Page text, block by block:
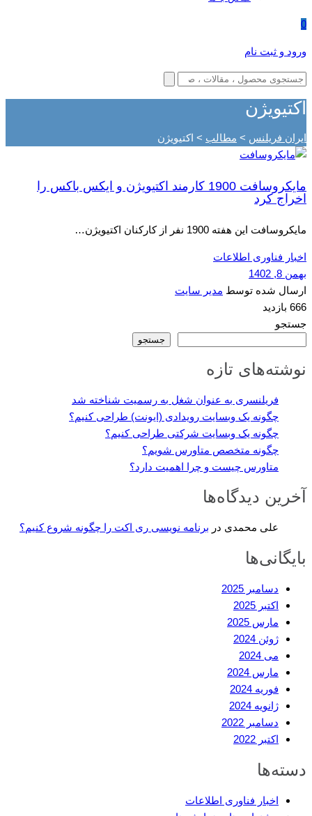
0
ورود و ثبت نام
اکتیویژن
ایران فریلنس > مطالب > اکتیویژن
مایکروسافت 1900 کارمند اکتیویژن و ایکس باکس را
اخراج کرد
مایکروسافت این هفته 1900 نفر از کارکنان اکتیویژن…
اخبار فناوری اطلاعات
بهمن 8, 1402
ارسال شده توسط مدیر سایت
666 بازدید
جستجو
جستجو
نوشته‌های تازه
فریلنسری به عنوان شغل به رسمیت شناخته شد
چگونه یک وبسایت رویدادی (ایونت) طراحی کنیم؟
چگونه یک وبسایت شرکتی طراحی کنیم؟
چگونه متخصص متاورس شویم؟
متاورس چیست و چرا اهمیت دارد؟
آخرین دیدگاه‌ها
علی محمدی در برنامه نویسی ری اکت را چگونه شروع کنیم؟
بایگانی‌ها
دسامبر 2025
اکتبر 2025
مارس 2025
ژوئن 2024
می 2024
مارس 2024
فوریه 2024
ژانویه 2024
دسامبر 2022
اکتبر 2022
دسته‌ها
اخبار فناوری اطلاعات